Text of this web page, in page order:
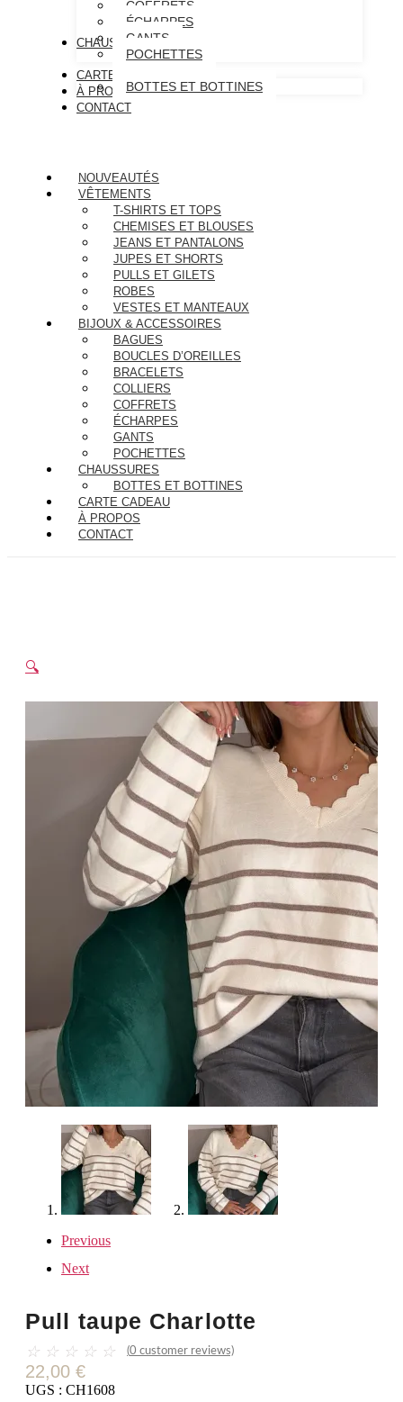
COFFRETS
ÉCHARPES
GANTS
POCHETTES
CHAUSSURES
BOTTES ET BOTTINES
CARTE CADEAU
À PROPOS
CONTACT
NOUVEAUTÉS
VÊTEMENTS
T-SHIRTS ET TOPS
CHEMISES ET BLOUSES
JEANS ET PANTALONS
JUPES ET SHORTS
PULLS ET GILETS
ROBES
VESTES ET MANTEAUX
BIJOUX & ACCESSOIRES
BAGUES
BOUCLES D’OREILLES
BRACELETS
COLLIERS
COFFRETS
ÉCHARPES
GANTS
POCHETTES
CHAUSSURES
BOTTES ET BOTTINES
CARTE CADEAU
À PROPOS
CONTACT
🔍
Previous
Next
Pull taupe Charlotte
☆ ☆ ☆ ☆ ☆ (0 customer reviews)
22,00 €
UGS : CH1608